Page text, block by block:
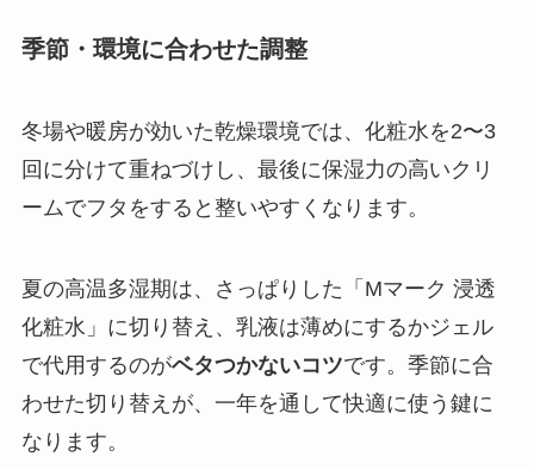
季節・環境に合わせた調整
冬場や暖房が効いた乾燥環境では、化粧水を2〜3
回に分けて重ねづけし、最後に保湿力の高いクリ
ームでフタをすると整いやすくなります。
夏の高温多湿期は、さっぱりした「Mマーク 浸透
化粧水」に切り替え、乳液は薄めにするかジェル
で代用するのがベタつかないコツです。季節に合
わせた切り替えが、一年を通して快適に使う鍵に
なります。